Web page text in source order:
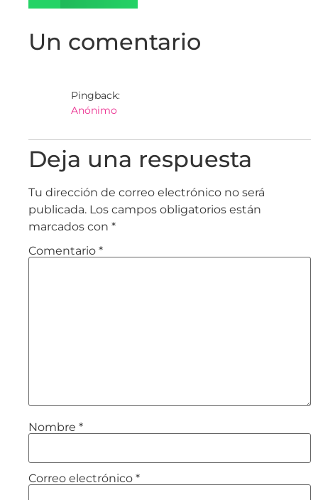
Un comentario
Pingback:
Anónimo
Deja una respuesta
Tu dirección de correo electrónico no será
publicada. Los campos obligatorios están
marcados con *
Comentario *
Nombre *
Correo electrónico *